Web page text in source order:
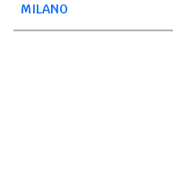
MILANO